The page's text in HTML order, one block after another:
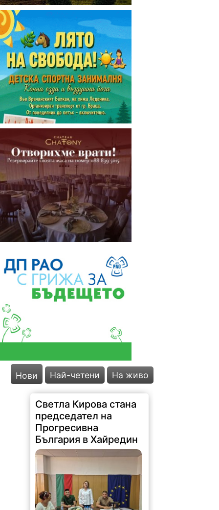
Нови Най-четени На живо
Светла Кирова стана
председател на
Прогресивна
България в Хайредин